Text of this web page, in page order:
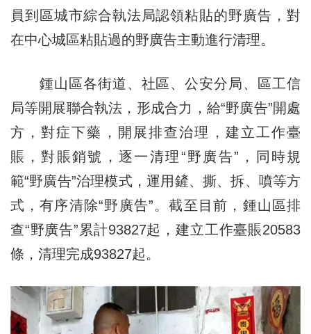
員到區城市綜合執法局認領粘貼的野廣告，對
在中心城區粘貼過的野廣告主動進行清理。
鍾山區各街道、社區、公安分局、區工信
局等開展聯合執法，形成合力，給“野廣告”開處
方，對症下藥，開展排查治理，建立工作臺
賬，對賬銷號，逐一清理“野廣告”，同時規
範“野廣告”治理模式，運用鏟、撕、拆、噴等方
式，有序清除“野廣告”。截至目前，鍾山區排
查“野廣告”累計93827起，建立工作臺賬20583
條，清理完成93827起。